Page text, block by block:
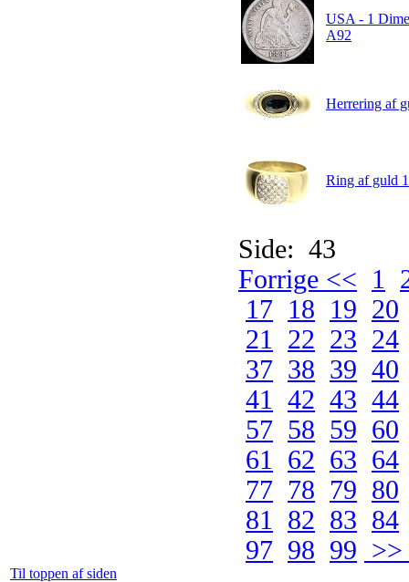
USA - 1
A92
Herrering af
Ring af guld
Side: 43
Forrige << 1
17 18 19 20
21
22 23 24
37 38 39 40
41
42 43 44
57 58 59 60
61
62 63 64
77 78 79 80
81
82 83 84
97 98 99 >>
Til toppen af siden